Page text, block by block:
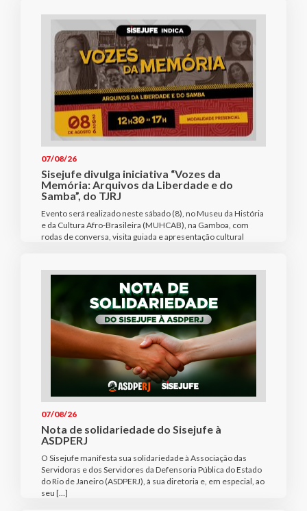
07/08/26
Sisejufe divulga iniciativa “Vozes da
Memória: Arquivos da Liberdade e do
Samba”, do TJRJ
Evento será realizado neste sábado (8), no Museu da História
e da Cultura Afro-Brasileira (MUHCAB), na Gamboa, com
rodas de conversa, visita guiada e apresentação cultural
07/08/26
Nota de solidariedade do Sisejufe à
ASDPERJ
O Sisejufe manifesta sua solidariedade à Associação das
Servidoras e dos Servidores da Defensoria Pública do Estado
do Rio de Janeiro (ASDPERJ), à sua diretoria e, em especial, ao
seu […]